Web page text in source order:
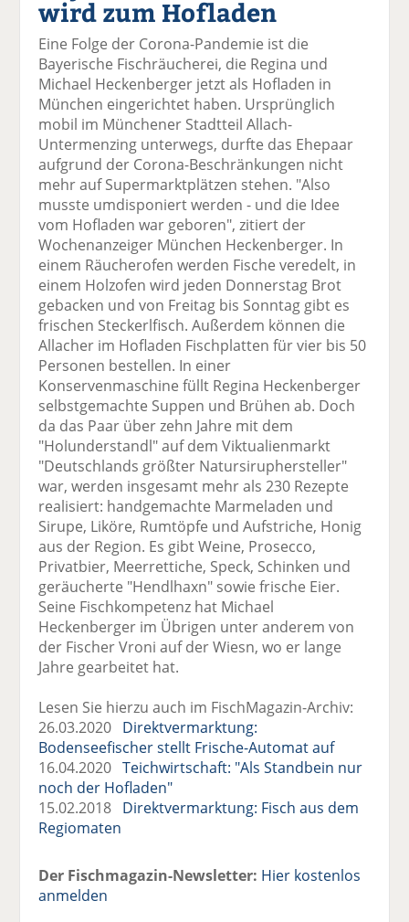
uf
F
ac
e
b
o
o
k
te
il
e
n
wi
tt
er
n
Li
n
k
di
n
te
il
n
ai
v
er
n
e
n
wird zum Hofladen
Eine Folge der Corona-Pandemie ist die
Bayerische Fischräucherei, die Regina und
Michael Heckenberger jetzt als Hofladen in
München eingerichtet haben. Ursprünglich
mobil im Münchener Stadtteil Allach-
Untermenzing unterwegs, durfte das Ehepaar
aufgrund der Corona-Beschränkungen nicht
mehr auf Supermarktplätzen stehen. "Also
musste umdisponiert werden - und die Idee
vom Hofladen war geboren", zitiert der
Wochenanzeiger München Heckenberger. In
einem Räucherofen werden Fische veredelt, in
einem Holzofen wird jeden Donnerstag Brot
gebacken und von Freitag bis Sonntag gibt es
frischen Steckerlfisch. Außerdem können die
Allacher im Hofladen Fischplatten für vier bis 50
Personen bestellen. In einer
Konservenmaschine füllt Regina Heckenberger
selbstgemachte Suppen und Brühen ab. Doch
da das Paar über zehn Jahre mit dem
"Holunderstandl" auf dem Viktualienmarkt
"Deutschlands größter Natursiruphersteller"
war, werden insgesamt mehr als 230 Rezepte
realisiert: handgemachte Marmeladen und
Sirupe, Liköre, Rumtöpfe und Aufstriche, Honig
aus der Region. Es gibt Weine, Prosecco,
Privatbier, Meerrettiche, Speck, Schinken und
geräucherte "Hendlhaxn" sowie frische Eier.
Seine Fischkompetenz hat Michael
Heckenberger im Übrigen unter anderem von
der Fischer Vroni auf der Wiesn, wo er lange
Jahre gearbeitet hat.
Lesen Sie hierzu auch im FischMagazin-Archiv:
26.03.2020 Direktvermarktung:
Bodenseefischer stellt Frische-Automat auf
16.04.2020Teichwirtschaft: "Als Standbein nur
noch der Hofladen"
15.02.2018 Direktvermarktung: Fisch aus dem
Regiomaten
Der Fischmagazin-Newsletter: Hier kostenlos
anmelden